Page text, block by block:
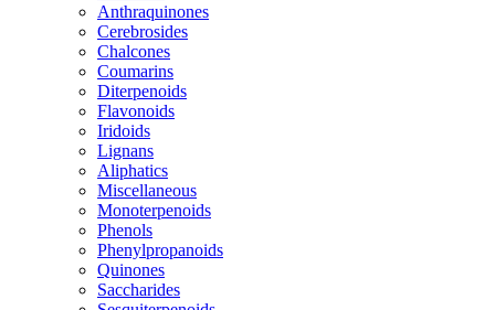
Anthraquinones
Cerebrosides
Chalcones
Coumarins
Diterpenoids
Flavonoids
Iridoids
Lignans
Aliphatics
Miscellaneous
Monoterpenoids
Phenols
Phenylpropanoids
Quinones
Saccharides